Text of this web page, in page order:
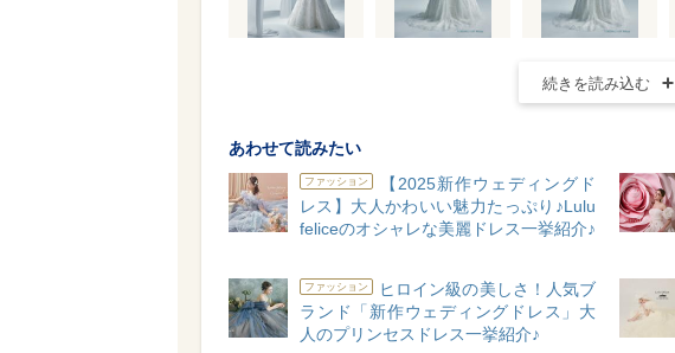
続きを読み込む
あわせて読みたい
ファッション
【2025新作ウェディングド
レス】大人かわいい魅力たっぷり♪Lulu
feliceのオシャレな美麗ドレス一挙紹介♪
ファッション
ヒロイン級の美しさ！人気ブ
ランド「新作ウェディングドレス」大
人のプリンセスドレス一挙紹介♪